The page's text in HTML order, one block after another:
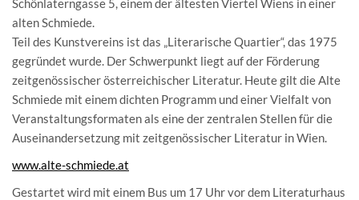
Schönlaterngasse 5, einem der ältesten Viertel Wiens in einer
alten Schmiede.
Teil des Kunstvereins ist das „Literarische Quartier“, das 1975
gegründet wurde. Der Schwerpunkt liegt auf der Förderung
zeitgenössischer österreichischer Literatur. Heute gilt die Alte
Schmiede mit einem dichten Programm und einer Vielfalt von
Veranstaltungsformaten als eine der zentralen Stellen für die
Auseinandersetzung mit zeitgenössischer Literatur in Wien.
www.alte-schmiede.at
Gestartet wird mit einem Bus um 17 Uhr vor dem Literaturhaus